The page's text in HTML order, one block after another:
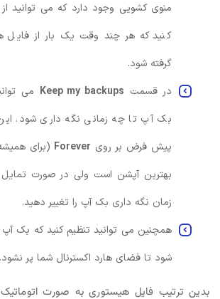
منوی کشویی وجود دارد که می توانید
کنید که هر چند وقت یک بار از
گرفته شود.
در قسمت Keep my backups می
بک آپ تا چه زمانی نگه داری شود.
پیش فرض بر روی Forever (برای
بهترین آپشن است ولی در صورت
زمان نگه داری بک آپ را تغییر دهید.
همچنین می توانید تنظیم کنید که بک
شود تا فضای هارد اکسترنال شما پر نشود.
بدین ترتیب فایل هیستوری به صورت